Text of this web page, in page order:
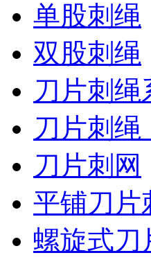
单股刺绳
双股刺绳
刀片刺绳
刀片刺绳
刀片刺网
平铺刀片
螺旋式刀